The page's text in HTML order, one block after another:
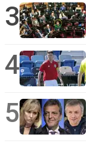
3
4
5